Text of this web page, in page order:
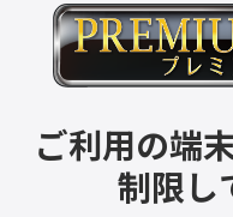
ご利用の端
制限し